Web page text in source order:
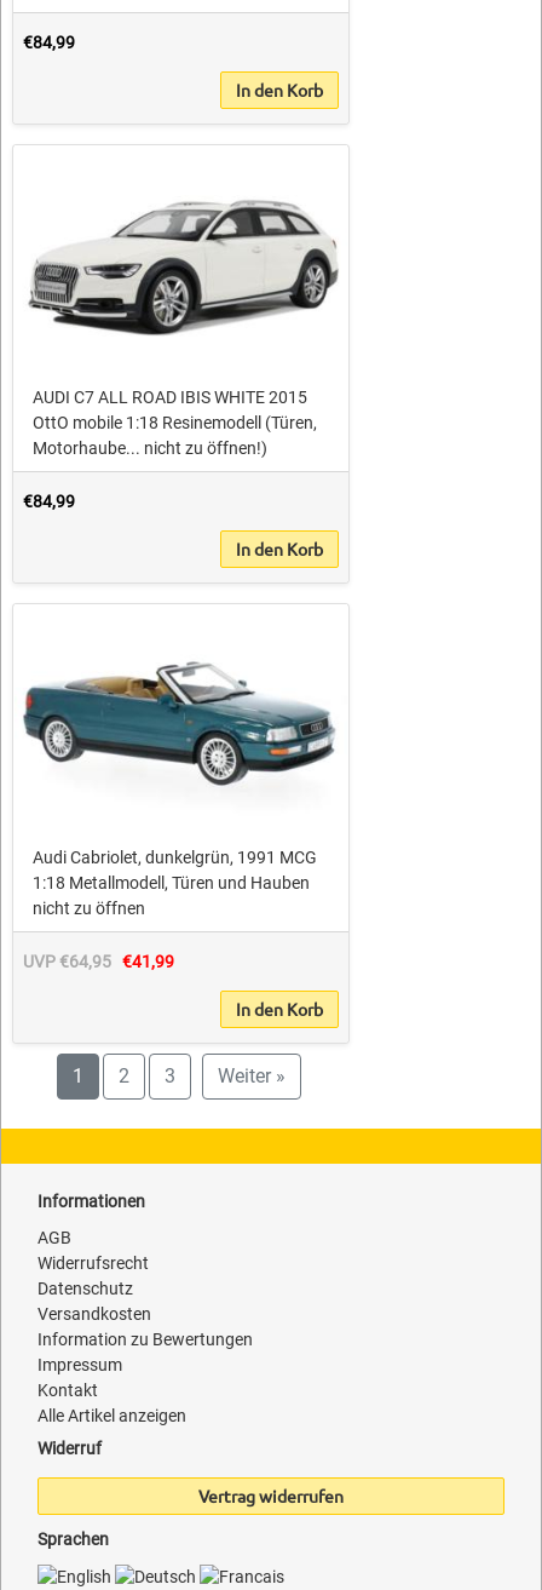
€84,99
In den Korb
AUDI C7 ALL ROAD IBIS WHITE 2015
OttO mobile 1:18 Resinemodell (Türen,
Motorhaube... nicht zu öffnen!)
€84,99
In den Korb
Audi Cabriolet, dunkelgrün, 1991 MCG
1:18 Metallmodell, Türen und Hauben
nicht zu öffnen
UVP €64,95 €41,99
In den Korb
1 2 3 Weiter »
Informationen
AGB
Widerrufsrecht
Datenschutz
Versandkosten
Information zu Bewertungen
Impressum
Kontakt
Alle Artikel anzeigen
Widerruf
Vertrag widerrufen
Sprachen